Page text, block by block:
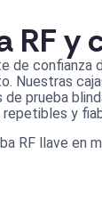
RF
de confianza
Nuestras
prueba
y
RF llave en